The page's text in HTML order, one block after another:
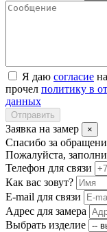
Я даю согласие
прочел политику в
данных
Отправить
Заявка на замер ×
Спасибо за
Пожалуйста,
Телефон для связи
Как вас зовут?
E-mail для связи
Адрес для замера
Выбрать изделие